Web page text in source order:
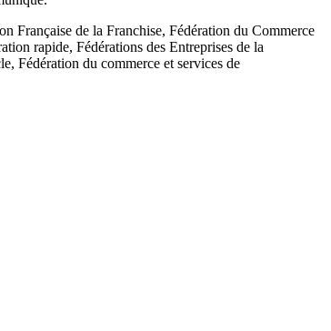
Française de la Franchise, Fédération du Commerce
rapide, Fédérations des Entreprises de la
Fédération du commerce et services de